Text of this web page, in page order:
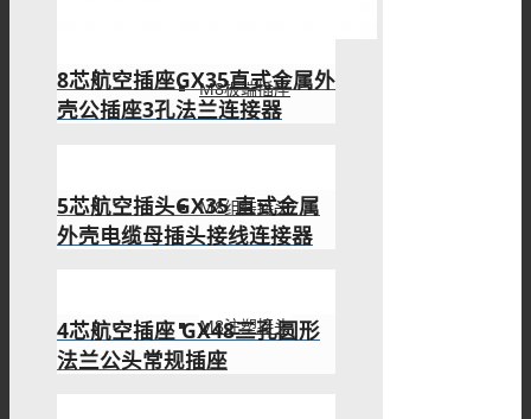
M8板端插座
M8组装接头
M8注塑接头
8芯航空插座GX35直式金属外
壳公插座3孔法兰连接器
5芯航空插头GX35 直式金属
外壳电缆母插头接线连接器
4芯航空插座 GX48三孔圆形
法兰公头常规插座